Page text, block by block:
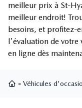
meilleur prix à St-
meilleur endroit!
besoins, et profitez-
l'évaluation de votre
en ligne dès
» Véhicules